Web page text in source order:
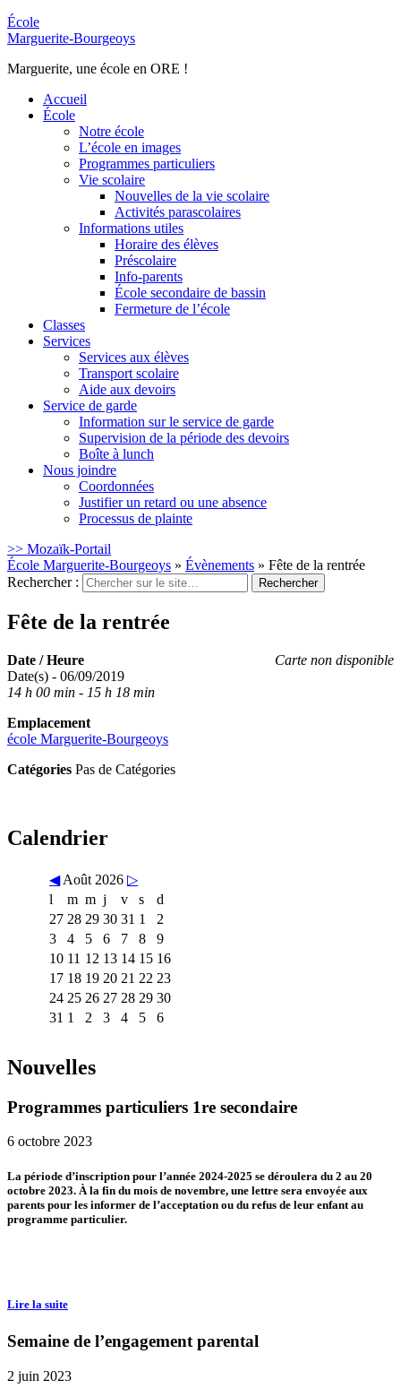
École
Marguerite-Bourgeoys
Marguerite, une école en ORE !
Accueil
École
Notre école
L’école en images
Programmes particuliers
Vie scolaire
Nouvelles de la vie scolaire
Activités parascolaires
Informations utiles
Horaire des élèves
Préscolaire
Info-parents
École secondaire de bassin
Fermeture de l’école
Classes
Services
Services aux élèves
Transport scolaire
Aide aux devoirs
Service de garde
Information sur le service de garde
Supervision de la période des devoirs
Boîte à lunch
Nous joindre
Coordonnées
Justifier un retard ou une absence
Processus de plainte
>> Mozaïk-Portail
École Marguerite-Bourgeoys » Évènements » Fête de la rentrée
Rechercher :
Fête de la rentrée
Carte non disponible
Date / Heure
Date(s) - 06/09/2019
14 h 00 min - 15 h 18 min
Emplacement
école Marguerite-Bourgeoys
Catégories Pas de Catégories
Calendrier
◀ Août 2026 ▷
l
m m j v s
d
27 28 29 30 31 1
2
3
4 5 6 7 8
9
10 11 12 13 14 15 16
17 18 19 20 21 22 23
24 25 26 27 28 29 30
31 1 2 3 4 5 6
Nouvelles
Programmes particuliers 1re secondaire
6 octobre 2023
La période d’inscription pour l’année 2024-2025 se déroulera du 2 au 20
octobre 2023. À la fin du mois de novembre, une lettre sera envoyée aux
parents pour les informer de l’acceptation ou du refus de leur enfant au
programme particulier.
Lire la suite
Semaine de l’engagement parental
2 juin 2023